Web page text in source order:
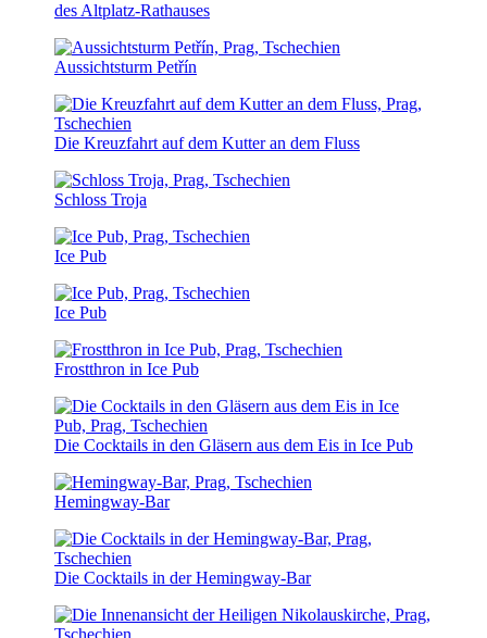
des Altplatz-Rathauses
Aussichtsturm Petřín
Die Kreuzfahrt auf dem Kutter an dem Fluss
Schloss Troja
Ice Pub
Ice Pub
Frostthron in Ice Pub
Die Cocktails in den Gläsern aus dem Eis in Ice Pub
Hemingway-Bar
Die Cocktails in der Hemingway-Bar